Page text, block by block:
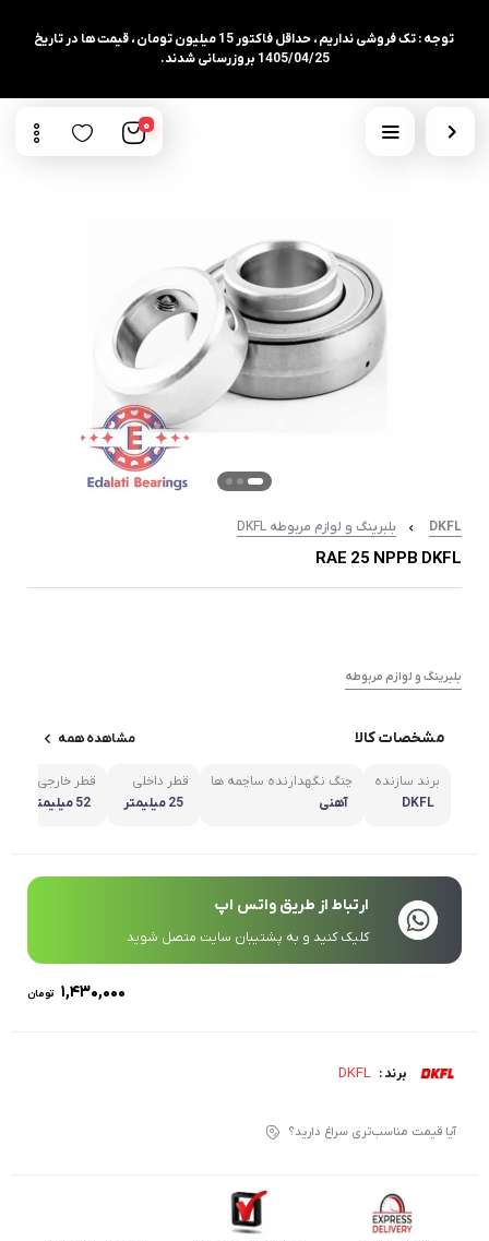
توجه : تک فروشی نداریم ، حداقل فاکتور 15 میلیون تومان ، قیمت ها در تاریخ
1405/04/25 بروزرسانی شدند.
0
DKFL بلبرینگ و لوازم مربوطه DKFL
RAE 25 NPPB DKFL
بلبرینگ و لوازم مربوطه
مشخصات کالا مشاهده همه
برند سازنده
DKFL
چنگ نگهدارنده ساچمه ها
آهنی
قطر داخلی
25 میلیمتر
قطر خارجی
52 میلیمتر
ارتباط از طریق واتس اپ
کلیک کنید و به پشتیبان سایت متصل شوید
۱,۴۳۰,۰۰۰ تومان
برند : DKFL
آیا قیمت مناسب‌تری سراغ دارید؟